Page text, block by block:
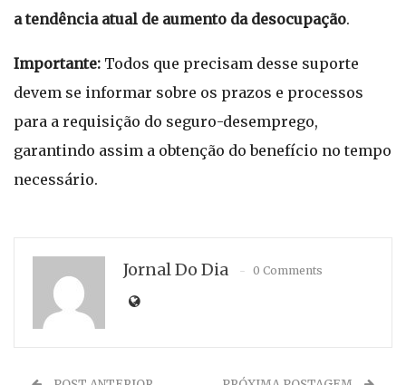
a tendência atual de aumento da desocupação.
Importante: Todos que precisam desse suporte
devem se informar sobre os prazos e processos
para a requisição do seguro-desemprego,
garantindo assim a obtenção do benefício no tempo
necessário.
Jornal Do Dia 0 Comments